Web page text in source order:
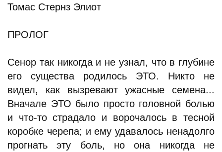
Томас Стернз Элиот
ПРОЛОГ
Сенор так никогда и не узнал, что в глубине
его существа родилось ЭТО. Никто не
видел, как вызревают ужасные семена...
Вначале ЭТО было просто головной болью
и что-то страдало и ворочалось в тесной
коробке черепа; и ему удавалось ненадолго
прогнать эту боль, но она никогда не